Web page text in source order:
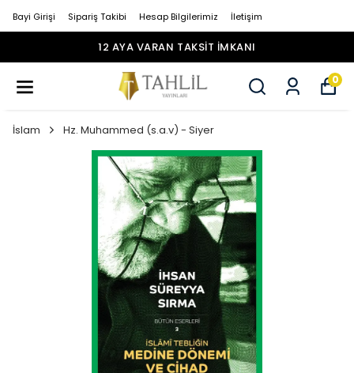
Bayi Girişi Sipariş Takibi Hesap Bilgilerimiz İletişim
12 AYA VARAN TAKSİT İMKANI
0
İslam Hz. Muhammed (s.a.v) - Siyer